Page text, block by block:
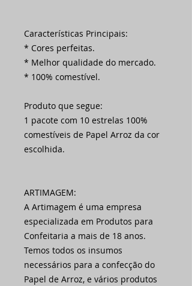
Características Principais:
* Cores perfeitas.
* Melhor qualidade do mercado.
* 100% comestível.
Produto que segue:
1 pacote com 10 estrelas 100%
comestíveis de Papel Arroz da cor
escolhida.
ARTIMAGEM:
A Artimagem é uma empresa
especializada em Produtos para
Confeitaria a mais de 18 anos.
Temos todos os insumos
necessários para a confecção do
Papel de Arroz, e vários produtos